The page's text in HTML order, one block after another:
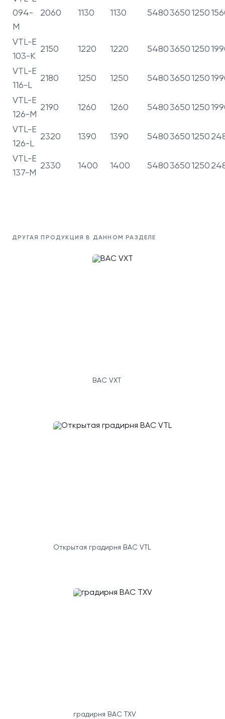
094-
M
2060 1130 1130 548036501250
VTL-E
103-K
2150 1220 1220 548036501250
VTL-E
116-L
2180 1250 1250 548036501250
VTL-E
126-M
2190 1260 1260 548036501250
VTL-E
126-L
2320 1390 1390 548036501250
VTL-E
137-M
2330 1400 1400 548036501250
ДРУГАЯ ПРОДУКЦИЯ В ДАННОМ РАЗДЕЛЕ
BAC VXT
Открытая градирня BAC VTL
градирня BAC TXV